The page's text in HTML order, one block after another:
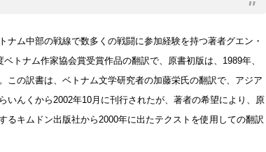
ナム中部の戦線で数多くの戦闘に参加経験を持つ著者グエン・
トナム作家協会賞受賞作品の翻訳で、原書初版は、1989年、
この訳書は、ベトナム文学研究者の加藤栄氏の翻訳で、アジア
いんくから2002年10月に刊行されたが、著者の希望により、原
るキムドン出版社から2000年に出たテクストを使用しての翻訳